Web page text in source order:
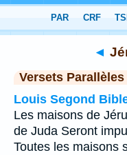
Chapitre 19 > Verset 13
◄
Versets Parallèles
Louis Segond
Les maisons de
de Juda Seront
Toutes les maisons